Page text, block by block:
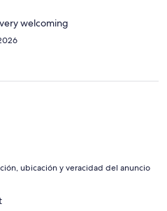
welcoming
ubicación y veracidad del anuncio